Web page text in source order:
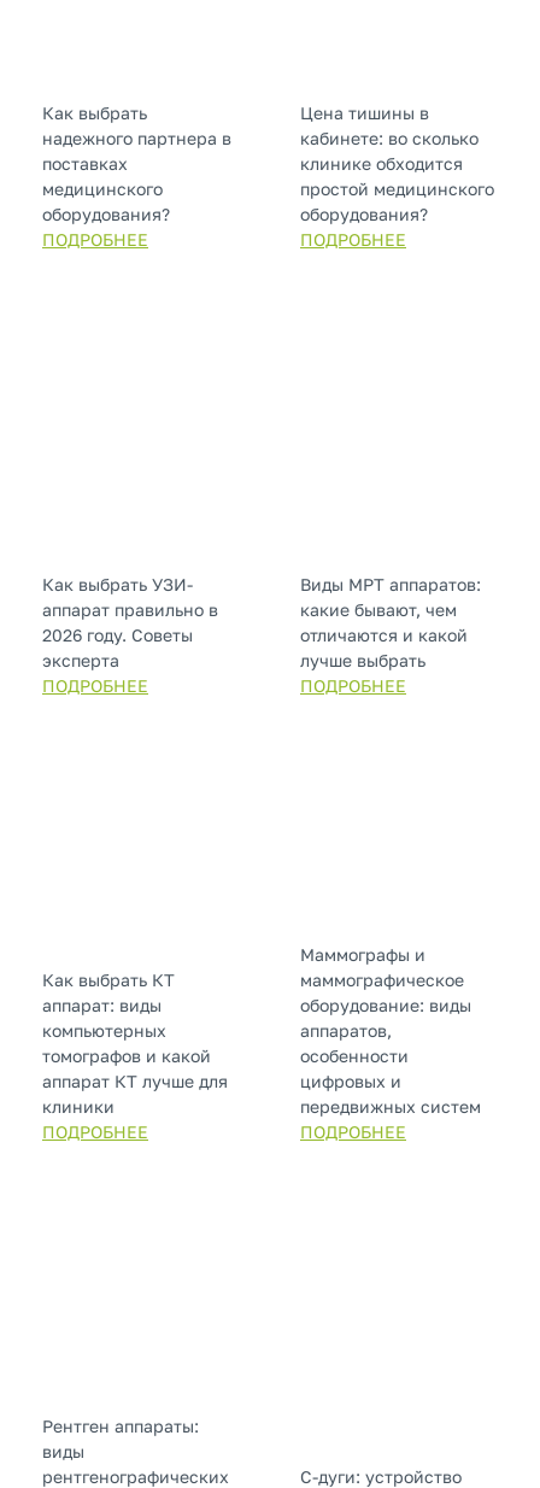
Как выбрать
надежного партнера в
поставках
медицинского
оборудования?
ПОДРОБНЕЕ
Цена тишины в
кабинете: во сколько
клинике обходится
простой медицинского
оборудования?
ПОДРОБНЕЕ
Как выбрать УЗИ-
аппарат правильно в
2026 году. Советы
эксперта
ПОДРОБНЕЕ
Виды МРТ аппаратов:
какие бывают, чем
отличаются и какой
лучше выбрать
ПОДРОБНЕЕ
Как выбрать КТ
аппарат: виды
компьютерных
томографов и какой
аппарат КТ лучше для
клиники
ПОДРОБНЕЕ
Маммографы и
маммографическое
оборудование: виды
аппаратов,
особенности
цифровых и
передвижных систем
ПОДРОБНЕЕ
Рентген аппараты:
виды
рентгенографических
С-дуги: устройство